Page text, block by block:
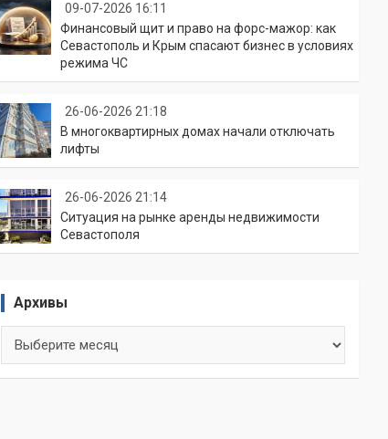
09-07-2026 16:11
Финансовый щит и право на форс-мажор: как
Севастополь и Крым спасают бизнес в условиях
режима ЧС
26-06-2026 21:18
В многоквартирных домах начали отключать
лифты
26-06-2026 21:14
Ситуация на рынке аренды недвижимости
Севастополя
Архивы